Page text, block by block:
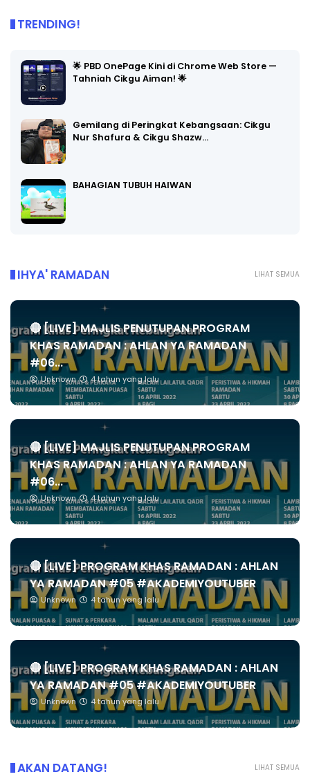
TRENDING!
🌟 PBD OnePage Kini di Chrome Web Store —
Tahniah Cikgu Aiman! 🌟
Gemilang di Peringkat Kebangsaan: Cikgu
Nur Shafura & Cikgu Shazw…
BAHAGIAN TUBUH HAIWAN
LIHAT SEMUA
IHYA' RAMADAN
🔴 [LIVE] MAJLIS PENUTUPAN PROGRAM
KHAS RAMADAN : AHLAN YA RAMADAN
#06...
Unknown 4 tahun yang lalu
🔴 [LIVE] MAJLIS PENUTUPAN PROGRAM
KHAS RAMADAN : AHLAN YA RAMADAN
#06...
Unknown 4 tahun yang lalu
🔴 [LIVE] PROGRAM KHAS RAMADAN : AHLAN
YA RAMADAN #05 #AKADEMIYOUTUBER
Unknown 4 tahun yang lalu
🔴 [LIVE] PROGRAM KHAS RAMADAN : AHLAN
YA RAMADAN #05 #AKADEMIYOUTUBER
Unknown 4 tahun yang lalu
LIHAT SEMUA
AKAN DATANG!